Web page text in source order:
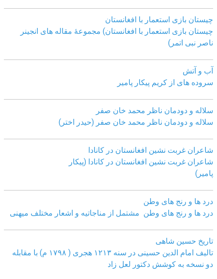
چیستان بازی استعمار با افغانستان
چیستان بازی استعمار با افغانستان) مجموعۀ مقاله های انجینر
ناصر نبی اتمر)
آب و آتش
سروده های از کریم پیکار پامیر
سلاله و دودمان ناظر محمد خان صفر
سلاله و دودمان ناظر محمد خان صفر (حیدر اختر)
شاعران غربت نشین افغانستان در کانادا
شاعران غربت نشین افغانستان در کانادا (پیکار
پامیر)
درد ها و رنج های وطن
درد ها و رنج های وطن مشتمل از مناجاتیه و اشعار مختلف میهنی
تاریخ حسین شاهی
تالیف امام الدین حسینی در سنه ۱۲۱۳ هجری ( ۱۷۹۸ م) با مقابله
دو نسخه به کوشش دکتور لعل زاد